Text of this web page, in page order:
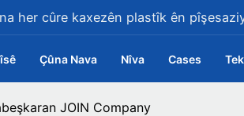
her cûre kaxezên plastîk ên
Çûna Nava Nîva Cases
JOIN Company